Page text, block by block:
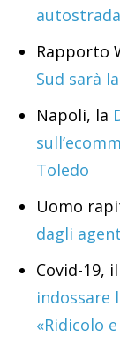
Rapporto
Sud sarà
Napoli, la
Toledo
Uomo
dagli
Covid-19,
indossare
«Ridicolo